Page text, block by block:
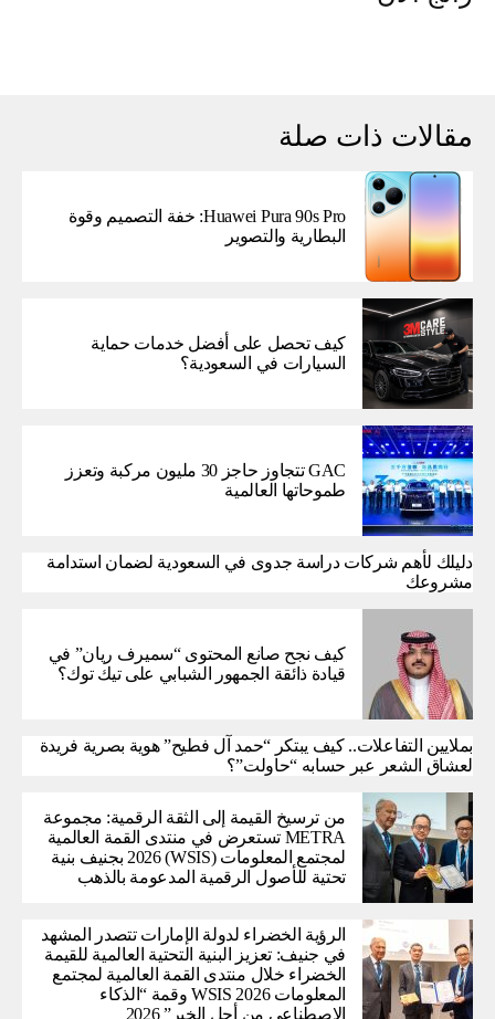
مقالات ذات صلة
Huawei Pura 90s Pro: خفة التصميم وقوة
البطارية والتصوير
كيف تحصل على أفضل خدمات حماية
السيارات في السعودية؟
GAC تتجاوز حاجز 30 مليون مركبة وتعزز
طموحاتها العالمية
دليلك لأهم شركات دراسة جدوى في السعودية لضمان استدامة
مشروعك
كيف نجح صانع المحتوى “سميرف ريان” في
قيادة ذائقة الجمهور الشبابي على تيك توك؟
بملايين التفاعلات.. كيف يبتكر “حمد آل فطيح” هوية بصرية فريدة
لعشاق الشعر عبر حسابه “حاولت”؟
من ترسيخ القيمة إلى الثقة الرقمية: مجموعة
METRA تستعرض في منتدى القمة العالمية
لمجتمع المعلومات (WSIS) 2026 بجنيف بنية
تحتية للأصول الرقمية المدعومة بالذهب
الرؤية الخضراء لدولة الإمارات تتصدر المشهد
في جنيف: تعزيز البنية التحتية العالمية للقيمة
الخضراء خلال منتدى القمة العالمية لمجتمع
المعلومات WSIS 2026 وقمة “الذكاء
الاصطناعي من أجل الخير” 2026